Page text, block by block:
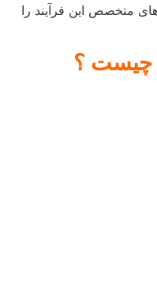
متخصص این فرآیند را
؟